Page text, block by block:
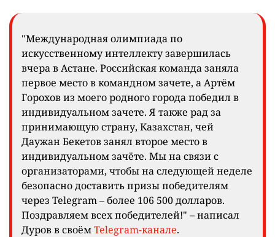
"Международная олимпиада по
искусственному интеллекту завершилась
вчера в Астане. Российская команда заняла
первое место в командном зачете, а Артём
Горохов из моего родного города победил в
индивидуальном зачете. Я также рад за
принимающую страну, Казахстан, чей
Даужан Бекетов занял второе место в
индивидуальном зачёте. Мы на связи с
организаторами, чтобы на следующей неделе
безопасно доставить призы победителям
через Telegram – более 106 500 долларов.
Поздравляем всех победителей!" – написал
Дуров в своёмTelegram-канале.